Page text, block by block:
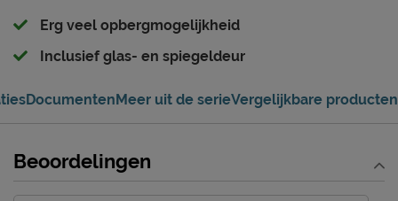
Erg veel opbergmogelijkheid
Inclusief glas- en spiegeldeur
DocumentenMeer uit de serieVergelijkbare producten
Beoordelingen